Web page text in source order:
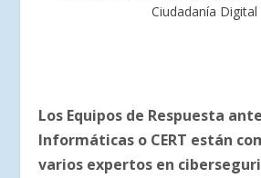
Ciudadanía Digital
Los Equipos de Respuesta
Informáticas o CERT están
varios expertos en